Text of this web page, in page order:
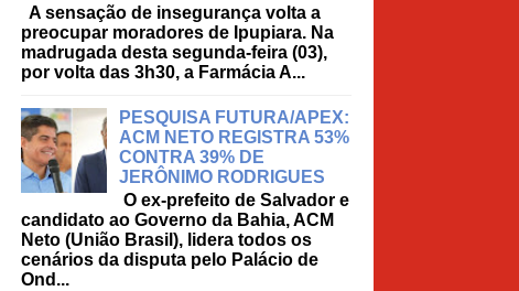
A sensação de insegurança volta a
preocupar moradores de Ipupiara. Na
madrugada desta segunda-feira (03),
por volta das 3h30, a Farmácia A...
PESQUISA FUTURA/APEX:
ACM NETO REGISTRA 53%
CONTRA 39% DE
JERÔNIMO RODRIGUES
O ex-prefeito de Salvador e
candidato ao Governo da Bahia, ACM
Neto (União Brasil), lidera todos os
cenários da disputa pelo Palácio de
Ond...